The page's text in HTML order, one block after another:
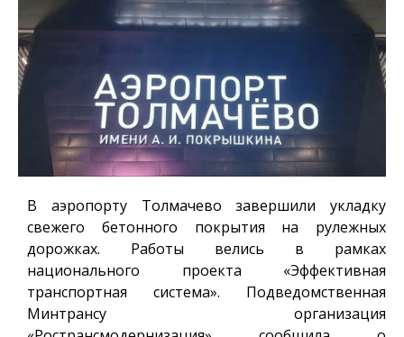
В аэропорту Толмачево завершили укладку
свежего бетонного покрытия на рулежных
дорожках. Работы велись в рамках
национального проекта «Эффективная
транспортная система». Подведомственная
Минтрансу организация